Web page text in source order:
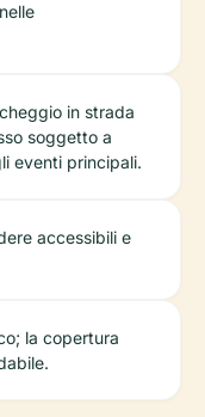
in strada
soggetto a
eventi principali.
accessibili e
la copertura